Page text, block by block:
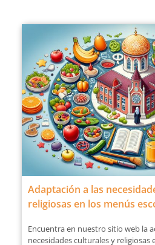
Adaptación a las
religiosas en los menús
Encuentra en nuestro sitio web la
necesidades culturales y religiosas